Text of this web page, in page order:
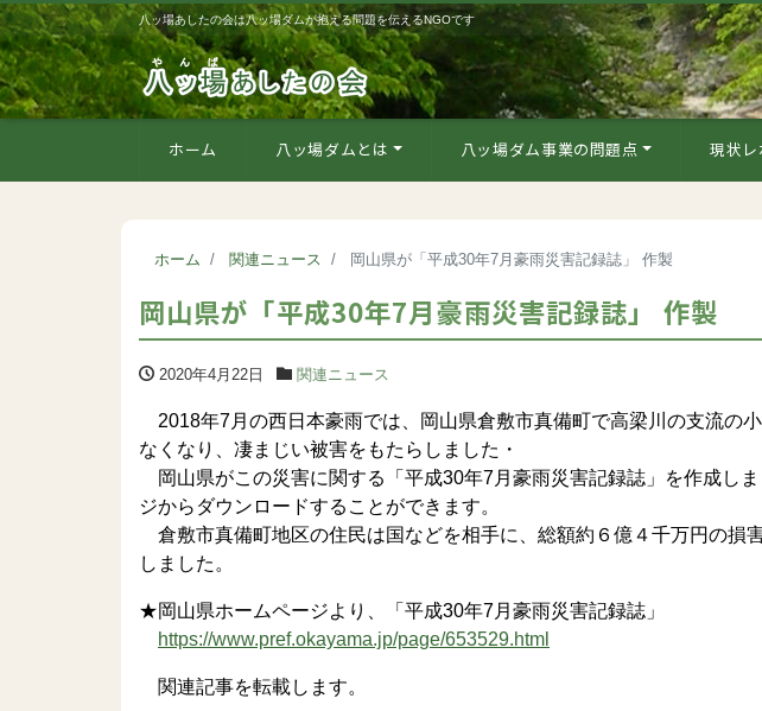
八ッ場あしたの会は八ッ場ダムが抱える問題を伝えるNGOです
ホーム 八ッ場ダムとは 八ッ場ダム事業の問題点 現状レ
ホーム 関連ニュース 岡山県が「平成30年7月豪雨災害記録誌」 作製
岡山県が「平成30年7月豪雨災害記録誌」 作製
2020年4月22日 関連ニュース
2018年7月の西日本豪雨では、岡山県倉敷市真備町で高梁川の支流の
なくなり、凄まじい被害をもたらしました・
岡山県がこの災害に関する「平成30年7月豪雨災害記録誌」を作成し
ジからダウンロードすることができます。
倉敷市真備町地区の住民は国などを相手に、総額約６億４千万円の損
しました。
★岡山県ホームページより、「平成30年7月豪雨災害記録誌」
https://www.pref.okayama.jp/page/653529.html
関連記事を転載します。